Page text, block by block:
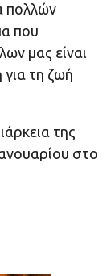
πολλών
που
μας είναι
για τη ζωή
της
στο